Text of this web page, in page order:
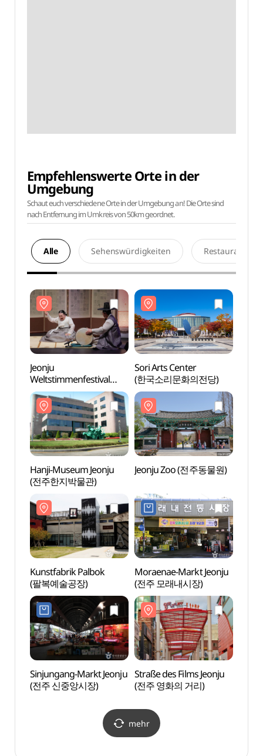
Empfehlenswerte Orte in der
Umgebung
Schaut euch verschiedene Orte in der Umgebung an! Die Orte sind
nach Entfernung im Umkreis von 50km geordnet.
Alle Sehenswürdigkeiten Restaurants
Jeonju
Weltstimmenfestival
(전주세계소리축제)
Sori Arts Center
(한국소리문화의전당)
Hanji-Museum Jeonju
(전주한지박물관)
Jeonju Zoo (전주동물원)
Kunstfabrik Palbok
(팔복예술공장)
Moraenae-Markt Jeonju
(전주 모래내시장)
Sinjungang-Markt Jeonju
(전주 신중앙시장)
Straße des Films Jeonju
(전주 영화의 거리)
mehr